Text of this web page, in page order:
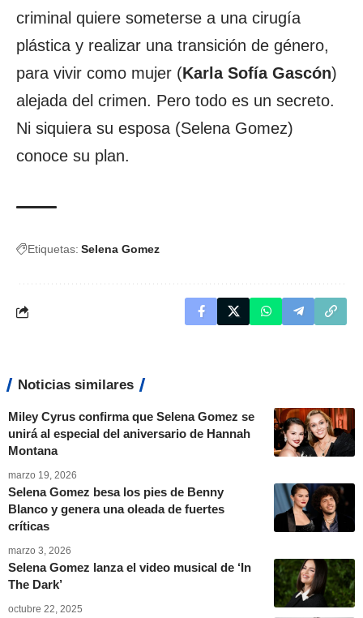
criminal quiere someterse a una cirugía
plástica y realizar una transición de género,
para vivir como mujer (Karla Sofía Gascón)
alejada del crimen. Pero todo es un secreto.
Ni siquiera su esposa (Selena Gomez)
conoce su plan.
Etiquetas: Selena Gomez
Noticias similares
Miley Cyrus confirma que Selena Gomez se
unirá al especial del aniversario de Hannah
Montana
marzo 19, 2026
Selena Gomez besa los pies de Benny
Blanco y genera una oleada de fuertes
críticas
marzo 3, 2026
Selena Gomez lanza el video musical de ‘In
The Dark’
octubre 22, 2025